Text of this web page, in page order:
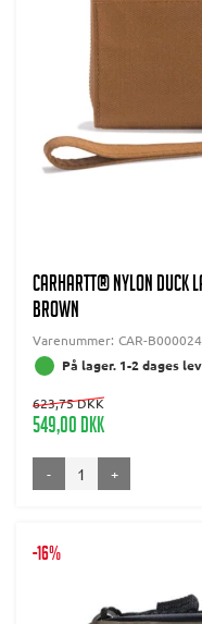
CARHARTT® NYLON DUCK
BROWN
Varenummer: CAR-
På lager. 1-2 dages
623,75 DKK
549,00 DKK
- +
-16%